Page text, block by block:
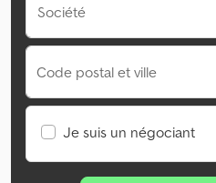
Société
Code postal et ville
Je suis un négociant